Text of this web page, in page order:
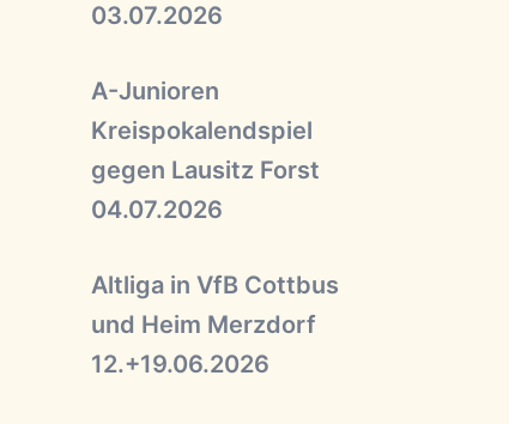
03.07.2026
A-Junioren
Kreispokalendspiel
gegen Lausitz Forst
04.07.2026
Altliga in VfB Cottbus
und Heim Merzdorf
12.+19.06.2026